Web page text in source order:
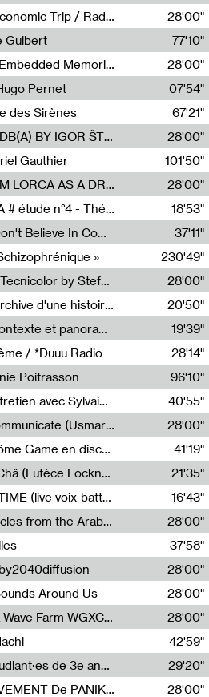
Radia Show #1102 : The Economic Trip / Radio Grenouille
28'00"
Guibert
77'10"
Radia Show Show #1101 : Embedded Memories by Jimmy Peggie / radioart106
28'00"
Pernet
Pernet
07'54"
des Sirènes
67'21"
Radia Show #1100 : 74.48 DB(A) BY IGOR ŠTROMAJER FOR RADIO X
28'00"
Gauthier
101'50"
Radia Show #1099: TEA FM LORCA AS A DREAM
28'00"
Mimésis : MATERIA PRIMA # étude n°4 - Théâtre de l’Aquarium
Crisi
18'53"
Ok Deluxe (full album) - I Don't Believe In Computing
37'11"
»
230'49"
Radia Show #1098: Radio Tecnicolor by Stefan Nussbaumer & Georg Zichy (Radio Orange 94.0)
28'00"
Mémoires en Creux #2 : Archive d'une histoire artistique
20'50"
Mémoires en Creux #1 : Contexte et panorama
19'39"
/ *Duuu Radio
28'14"
Poitrasson
96'10"
Anatomie du Tomason, entretien avec Sylvain Cardonnel
40'55"
Radia Show #1095 : To Communicate (Usmaradio)
28'00"
Light turbulences #2 : Jérôme Game en discussion avec Thomas Corlin
41'19"
Light turbulences #3 : Le Châ (Lutèce Lockness)
21'35"
Light turbulences #1 : ON TIME (live voix-batterie) avec Jérôme Game & Jean-Michel Espitallier
Espitallier
16'43"
Radia Show #1094 Chronicles from the Arab Cold War by Ghazi Barakat
28'00"
37'58"
28'00"
Around Us
28'00"
Radia Show #1090 : Radia Wave Farm WGXC Corey De Juan Sherrard Jr Startalk
28'00"
42'59"
Regilote / Live avec les étudiant·es de 3e année de l'EMA
Nima Henryon,Athéna Noël,Amir Genillon,Ibourayane Ahmadi,Manelle Cherrih,Honorine Gibello,John Weeber,Manon Joseph
29'20"
Radia Show #1089 : MOUVEMENT De PANIK (Radio Panik)
28'00"